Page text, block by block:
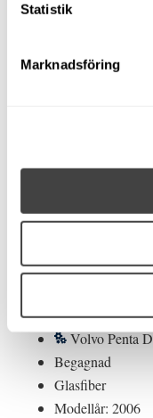
Statistik
Marknadsföring
2006.
260.
Såld!
Kabinbåt
Volvo Penta
Begagnad
Glasfiber
Modellår: 2006